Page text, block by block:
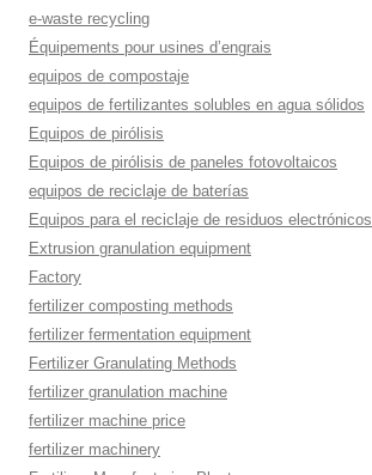
e-waste recycling
Équipements pour usines d’engrais
equipos de compostaje
equipos de fertilizantes solubles en agua sólidos
Equipos de pirólisis
Equipos de pirólisis de paneles fotovoltaicos
equipos de reciclaje de baterías
Equipos para el reciclaje de residuos electrónicos
Extrusion granulation equipment
Factory
fertilizer composting methods
fertilizer fermentation equipment
Fertilizer Granulating Methods
fertilizer granulation machine
fertilizer machine price
fertilizer machinery